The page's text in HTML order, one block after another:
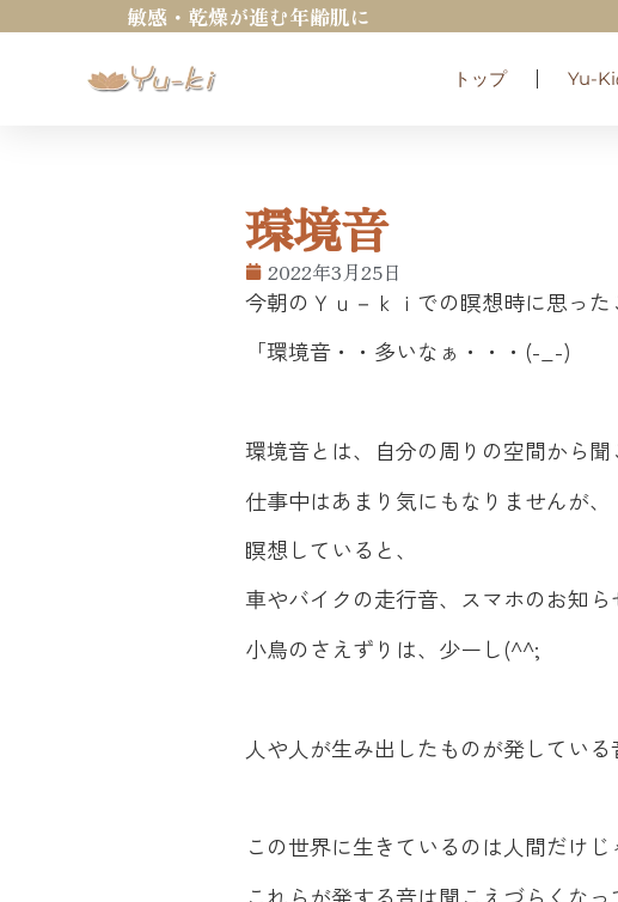
敏感・乾燥が進む年齢肌に
トップ Yu-Ki
環境音
2022年3月25日
今朝のＹｕ－ｋｉでの瞑想時に思った
「環境音・・多いなぁ・・・(-_-)
環境音とは、自分の周りの空間から聞
仕事中はあまり気にもなりませんが、
瞑想していると、
車やバイクの走行音、スマホのお知
小鳥のさえずりは、少ーし(^^;
人や人が生み出したものが発してい
この世界に生きているのは人間だけ
これらが発する音は聞こえづらくなっ